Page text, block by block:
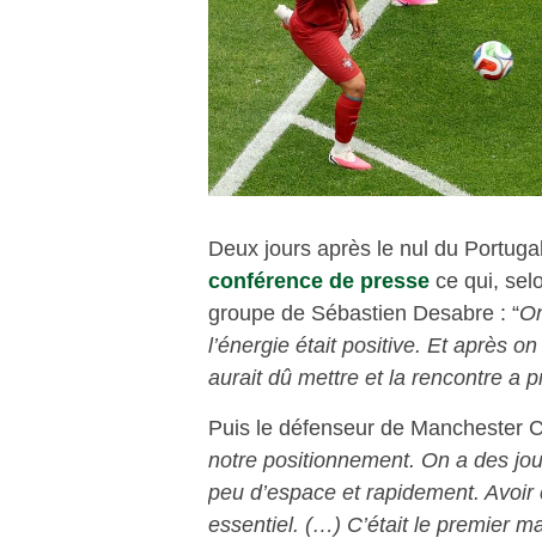
Deux jours après le nul du
conférence de presse ce qui,
groupe de Sébastien Desabre : “
l’énergie était positive. Et après
aurait dû mettre et la rencontre a
Puis le défenseur de Manchester
notre positionnement. On a des
peu d’espace et rapidement.
essentiel. (…) C’était le premier